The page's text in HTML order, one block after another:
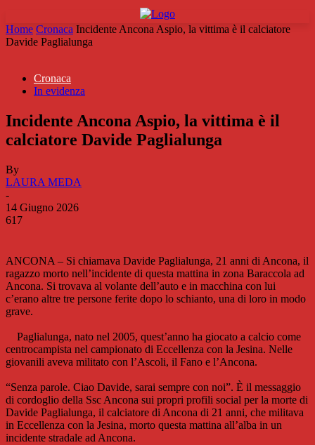
Home Cronaca Incidente Ancona Aspio, la vittima è il calciatore
Davide Paglialunga
Cronaca
In evidenza
Incidente Ancona Aspio, la vittima è il
calciatore Davide Paglialunga
By
LAURA MEDA
-
14 Giugno 2026
617
ANCONA – Si chiamava Davide Paglialunga, 21 anni di Ancona, il
ragazzo morto nell’incidente di questa mattina in zona Baraccola ad
Ancona. Si trovava al volante dell’auto e in macchina con lui
c’erano altre tre persone ferite dopo lo schianto, una di loro in modo
grave.
Paglialunga, nato nel 2005, quest’anno ha giocato a calcio come
centrocampista nel campionato di Eccellenza con la Jesina. Nelle
giovanili aveva militato con l’Ascoli, il Fano e l’Ancona.
“Senza parole. Ciao Davide, sarai sempre con noi”. È il messaggio
di cordoglio della Ssc Ancona sui propri profili social per la morte di
Davide Paglialunga, il calciatore di Ancona di 21 anni, che militava
in Eccellenza con la Jesina, morto questa mattina all’alba in un
incidente stradale ad Ancona.